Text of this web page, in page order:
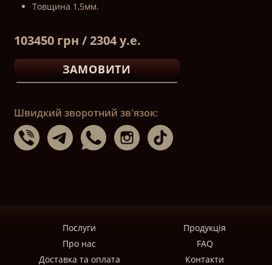
Товщина 1,5мм.
103450 грн / 2304 у.е.
ЗАМОВИТИ
Швидкий зворотний зв'язок:
Послуги
Продукція
Про нас
FAQ
Доставка та оплата
Контакти